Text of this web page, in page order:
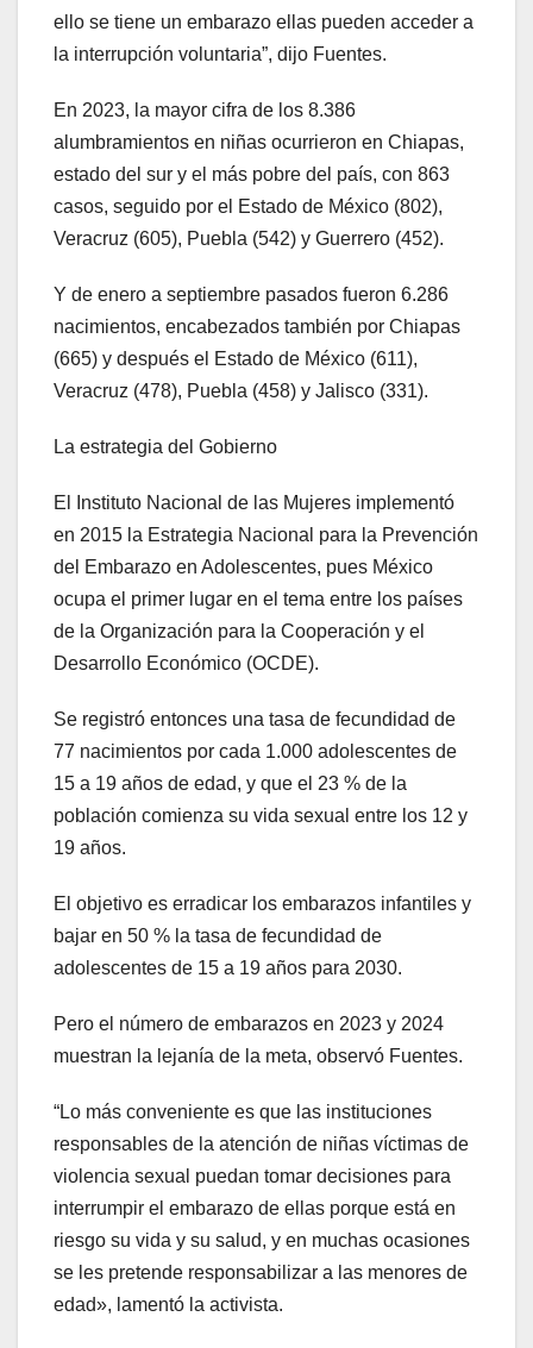
ello se tiene un embarazo ellas pueden acceder a
la interrupción voluntaria”, dijo Fuentes.
En 2023, la mayor cifra de los 8.386
alumbramientos en niñas ocurrieron en Chiapas,
estado del sur y el más pobre del país, con 863
casos, seguido por el Estado de México (802),
Veracruz (605), Puebla (542) y Guerrero (452).
Y de enero a septiembre pasados fueron 6.286
nacimientos, encabezados también por Chiapas
(665) y después el Estado de México (611),
Veracruz (478), Puebla (458) y Jalisco (331).
La estrategia del Gobierno
El Instituto Nacional de las Mujeres implementó
en 2015 la Estrategia Nacional para la Prevención
del Embarazo en Adolescentes, pues México
ocupa el primer lugar en el tema entre los países
de la Organización para la Cooperación y el
Desarrollo Económico (OCDE).
Se registró entonces una tasa de fecundidad de
77 nacimientos por cada 1.000 adolescentes de
15 a 19 años de edad, y que el 23 % de la
población comienza su vida sexual entre los 12 y
19 años.
El objetivo es erradicar los embarazos infantiles y
bajar en 50 % la tasa de fecundidad de
adolescentes de 15 a 19 años para 2030.
Pero el número de embarazos en 2023 y 2024
muestran la lejanía de la meta, observó Fuentes.
“Lo más conveniente es que las instituciones
responsables de la atención de niñas víctimas de
violencia sexual puedan tomar decisiones para
interrumpir el embarazo de ellas porque está en
riesgo su vida y su salud, y en muchas ocasiones
se les pretende responsabilizar a las menores de
edad», lamentó la activista.